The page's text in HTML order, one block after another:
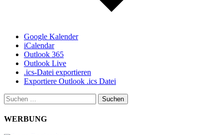
Google Kalender
iCalendar
Outlook 365
Outlook Live
.ics-Datei exportieren
Exportiere Outlook .ics Datei
Suchen
nach:
WERBUNG